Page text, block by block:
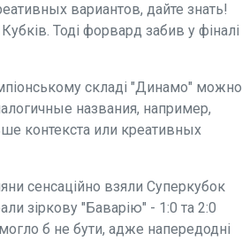
вариантов, дайте знать!
Тоді форвард забив у фіналі
складі "Динамо" можно
названия, например,
контекста или креативных
сенсаційно взяли Суперкубок
зіркову "Баварію" - 1:0 та 2:0
б не бути, адже напередодні